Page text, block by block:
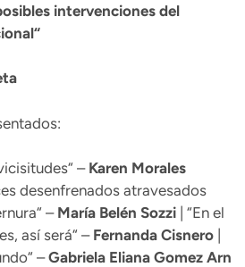
intervenciones del
–Karen Morales
desenfrenados atravesados
– María Belén Sozzi | “En el
así será“ – Fernanda Cisnero
–Gabriela Eliana Gomez Arn